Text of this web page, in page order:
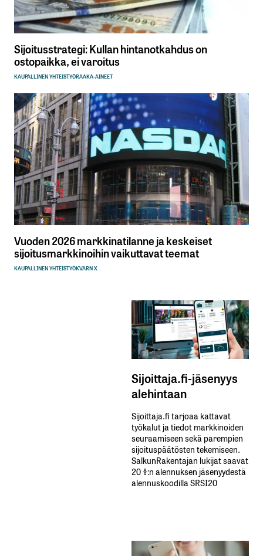
Sijoitusstrategi: Kullan hintanotkahdus on
ostopaikka, ei varoitus
KAUPALLINEN YHTEISTYÖRAAKA-AINEET
Vuoden 2026 markkinatilanne ja keskeiset
sijoitusmarkkinoihin vaikuttavat teemat
KAUPALLINEN YHTEISTYÖKVARN X
Sijoittaja.fi-jäsenyys
alehintaan
Sijoittaja.fi tarjoaa kattavat
työkalut ja tiedot markkinoiden
seuraamiseen sekä parempien
sijoituspäätösten tekemiseen.
SalkunRakentajan lukijat saavat
20 %:n alennuksen jäsenyydestä
alennuskoodilla SRSI20